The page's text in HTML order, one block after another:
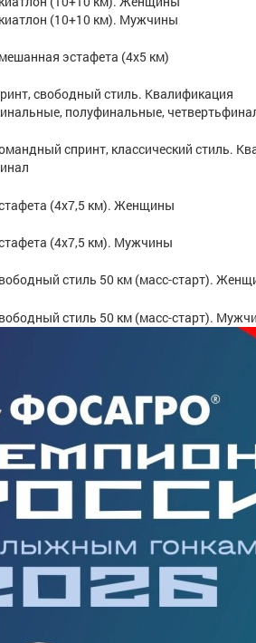
(10+10 км). Мужчины
эстафета (4х5 км)
свободный стиль. Квалификация
полуфинальные,
спринт, классический стиль.
(4х7,5 км). Женщины
(4х7,5 км). Мужчины
стиль 50 км (масс-старт).
стиль 50 км (масс-старт).